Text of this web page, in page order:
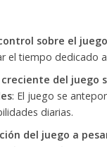
sobre el juego
el tiempo dedicado
del juego
: El juego se
diarias.
del juego a